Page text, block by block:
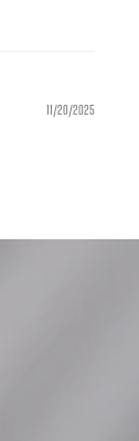
11/20/2025